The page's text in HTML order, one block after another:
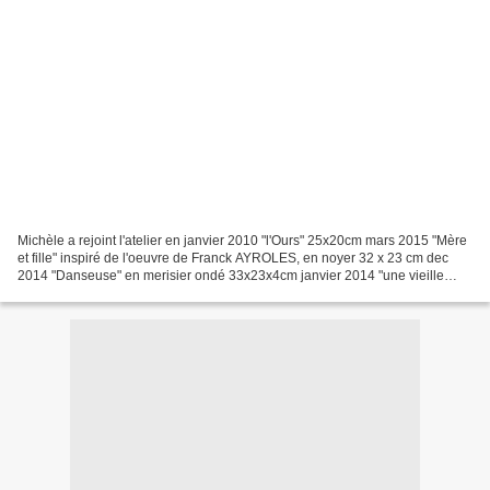
Michèle a rejoint l'atelier en janvier 2010 "l'Ours" 25x20cm mars 2015 "Mère
et fille" inspiré de l'oeuvre de Franck AYROLES, en noyer 32 x 23 cm dec
2014 "Danseuse" en merisier ondé 33x23x4cm janvier 2014 "une vieille